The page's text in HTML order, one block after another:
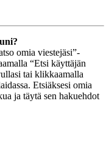
omia viestejäsi”-
“Etsi käyttäjän
tai klikkaamalla
Etsiäksesi omia
ja täytä sen hakuehdot